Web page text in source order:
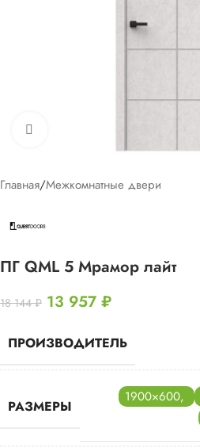
Главная/Межкомнатные двери
ПГ QML 5 Мрамор лайт
18 144₽ 13 957 ₽
ПРОИЗВОДИТЕЛЬ
РАЗМЕРЫ
1900×600,